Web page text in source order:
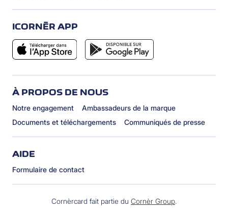
ICORNÈR APP
À PROPOS DE NOUS
Notre engagement
Ambassadeurs de la marque
Documents et téléchargements
Communiqués de presse
AIDE
Formulaire de contact
Cornèrcard fait partie du Cornèr Group.